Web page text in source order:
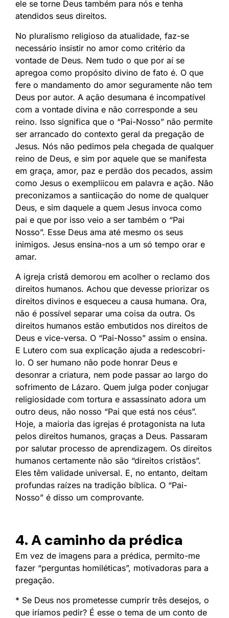
ele se torne Deus também para nós e tenha
atendidos seus direitos.
No pluralismo religioso da atualidade, faz-se
necessário insistir no amor como critério da
vontade de Deus. Nem tudo o que por aí se
apregoa como propósito divino de fato é. O que
fere o mandamento do amor seguramente não tem
Deus por autor. A ação desumana é incompatível
com a vontade divina e não corresponde a seu
reino. Isso significa que o “Pai-Nosso” não permite
ser arrancado do contexto geral da pregação de
Jesus. Nós não pedimos pela chegada de qualquer
reino de Deus, e sim por aquele que se manifesta
em graça, amor, paz e perdão dos pecados, assim
como Jesus o exempliicou em palavra e ação. Não
preconizamos a santiicação do nome de qualquer
Deus, e sim daquele a quem Jesus invoca como
pai e que por isso veio a ser também o “Pai
Nosso”. Esse Deus ama até mesmo os seus
inimigos. Jesus ensina-nos a um só tempo orar e
amar.
A igreja cristã demorou em acolher o reclamo dos
direitos humanos. Achou que devesse priorizar os
direitos divinos e esqueceu a causa humana. Ora,
não é possível separar uma coisa da outra. Os
direitos humanos estão embutidos nos direitos de
Deus e vice-versa. O “Pai-Nosso” assim o ensina.
E Lutero com sua explicação ajuda a redescobri-
lo. O ser humano não pode honrar Deus e
desonrar a criatura, nem pode passar ao largo do
sofrimento de Lázaro. Quem julga poder conjugar
religiosidade com tortura e assassinato adora um
outro deus, não nosso “Pai que está nos céus”.
Hoje, a maioria das igrejas é protagonista na luta
pelos direitos humanos, graças a Deus. Passaram
por salutar processo de aprendizagem. Os direitos
humanos certamente não são “direitos cristãos”.
Eles têm validade universal. E, no entanto, deitam
profundas raízes na tradição bíblica. O “Pai-
Nosso” é disso um comprovante.
4. A caminho da prédica
Em vez de imagens para a prédica, permito-me
fazer “perguntas homiléticas”, motivadoras para a
pregação.
* Se Deus nos prometesse cumprir três desejos, o
que iríamos pedir? É esse o tema de um conto de